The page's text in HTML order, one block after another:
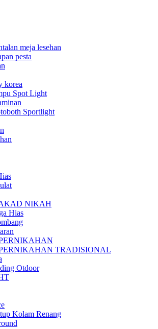
meja lesehan
pesta
korea
Spot Light
Sportlight
NIKAH
Hias
TRADISIONAL
Otdoor
Kolam Renang